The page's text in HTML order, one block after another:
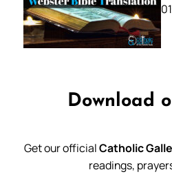
October 11,
Download
Get our officialCatholic
readings,